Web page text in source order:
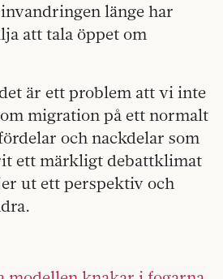
länge har
att tala öppet om
är ett problem att vi inte
migration på ett normalt
och nackdelar som
ett märkligt debattklimat
ut ett perspektiv och